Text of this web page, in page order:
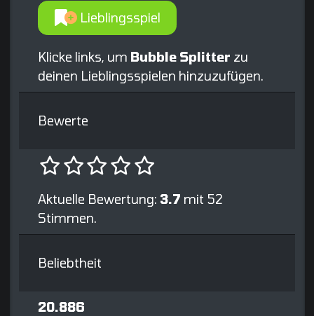
Lieblingsspiel
Klicke links, um Bubble Splitter zu
deinen Lieblingsspielen hinzuzufügen.
Bewerte
Aktuelle Bewertung: 3.7 mit 52
Stimmen.
Beliebtheit
20.886